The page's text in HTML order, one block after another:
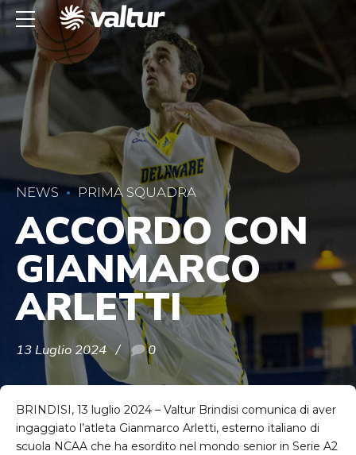
NEWS PRIMA SQUADRA
ACCORDO CON
GIANMARCO
ARLETTI
13 Luglio 2024 0
BRINDISI, 13 luglio 2024 – Valtur Brindisi comunica di aver
ingaggiato l’atleta Gianmarco Arletti, esterno italiano di
scuola NCAA che ha esordito nel mondo senior in Serie A2